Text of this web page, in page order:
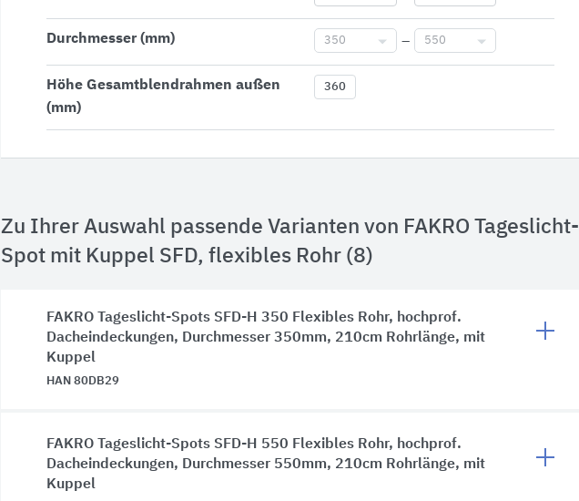
Durchmesser (mm) 350 – 550
Höhe Gesamtblendrahmen außen
(mm)
360
Zu Ihrer Auswahl passende Varianten von FAKRO Tageslicht-
Spot mit Kuppel SFD, flexibles Rohr (8)
FAKRO Tageslicht-Spots SFD-H 350 Flexibles Rohr, hochprof.
Dacheindeckungen, Durchmesser 350mm, 210cm Rohrlänge, mit
Kuppel
HAN 80DB29
FAKRO Tageslicht-Spots SFD-H 550 Flexibles Rohr, hochprof.
Dacheindeckungen, Durchmesser 550mm, 210cm Rohrlänge, mit
Kuppel